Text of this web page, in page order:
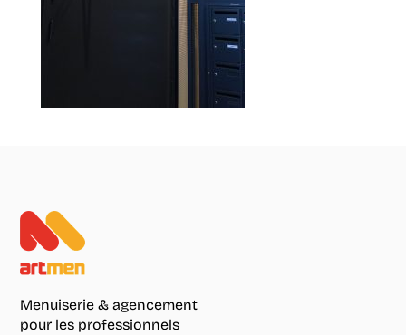
Menuiserie & agencement
pour les professionnels